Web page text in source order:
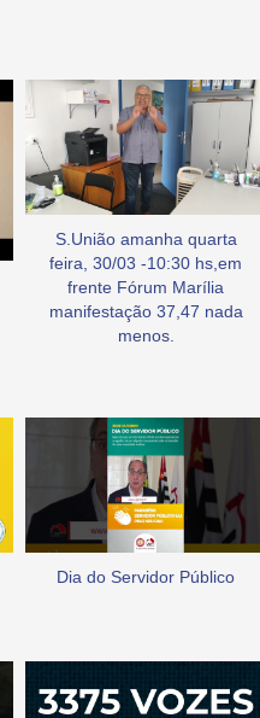
S.União amanha quarta
feira, 30/03 -10:30 hs,em
frente Fórum Marília
manifestação 37,47 nada
menos.
Dia do Servidor Público